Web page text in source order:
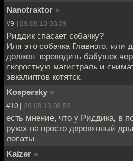
Nanotraktor »
#9 | 29.08.13 03:39
Риддик спасает собачку?
Или это собачка Главного, или
должен переводить бабушек
скоростную магистраль и
эвкалиптов котяток.
Kospersky »
#10 | 29.08.13 03:52
есть мнение, что у Риддика, в
руках на просто деревянный
лопаты
Kaizer »